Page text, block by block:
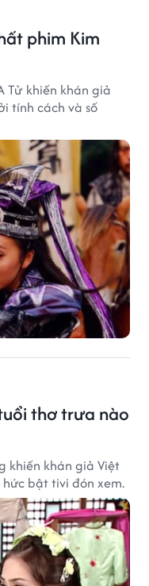
phim Kim
Tử khiến khán giả
tính cách và số
thơ trưa nào
khiến khán giả Việt
bật tivi đón xem.